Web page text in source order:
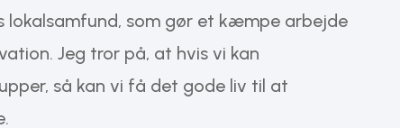
lokalsamfund, som gør et kæmpe arbejde
Jeg tror på, at hvis vi kan
så kan vi få det gode liv til at